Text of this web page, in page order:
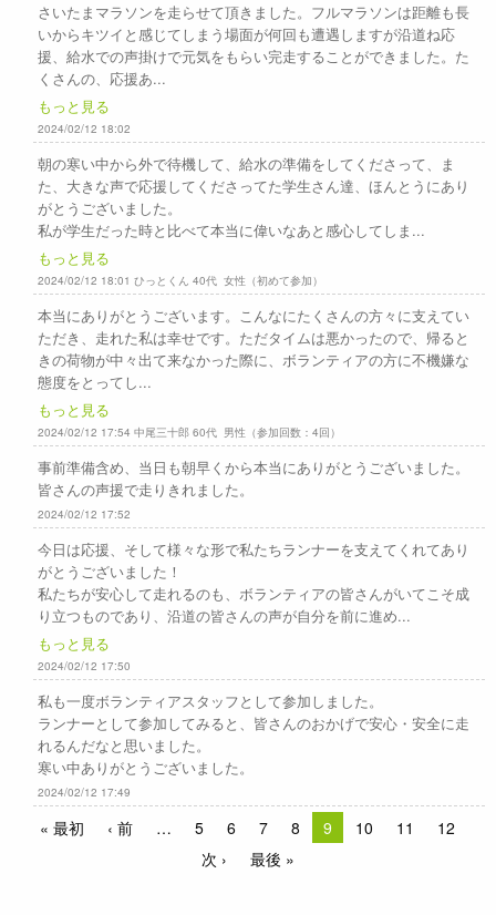
さいたまマラソンを走らせて頂きました。フルマラソンは距離も長
いからキツイと感じてしまう場面が何回も遭遇しますが沿道ね応
援、給水での声掛けで元気をもらい完走することができました。た
くさんの、応援あ...
もっと見る
2024/02/12 18:02
朝の寒い中から外で待機して、給水の準備をしてくださって、ま
た、大きな声で応援してくださってた学生さん達、ほんとうにあり
がとうございました。
私が学生だった時と比べて本当に偉いなあと感心してしま...
もっと見る
2024/02/12 18:01 ひっとくん 40代 女性（初めて参加）
本当にありがとうございます。こんなにたくさんの方々に支えてい
ただき、走れた私は幸せです。ただタイムは悪かったので、帰ると
きの荷物が中々出て来なかった際に、ボランティアの方に不機嫌な
態度をとってし...
もっと見る
2024/02/12 17:54 中尾三十郎 60代 男性（参加回数：4回）
事前準備含め、当日も朝早くから本当にありがとうございました。
皆さんの声援で走りきれました。
2024/02/12 17:52
今日は応援、そして様々な形で私たちランナーを支えてくれてあり
がとうございました！
私たちが安心して走れるのも、ボランティアの皆さんがいてこそ成
り立つものであり、沿道の皆さんの声が自分を前に進め...
もっと見る
2024/02/12 17:50
私も一度ボランティアスタッフとして参加しました。
ランナーとして参加してみると、皆さんのおかげで安心・安全に走
れるんだなと思いました。
寒い中ありがとうございました。
2024/02/12 17:49
« 最初 ‹ 前 5 6 7 8 9 10 11
12
次 ›
最後 »